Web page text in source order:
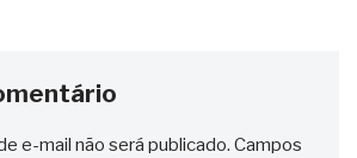
e-mail não será publicado. Campos